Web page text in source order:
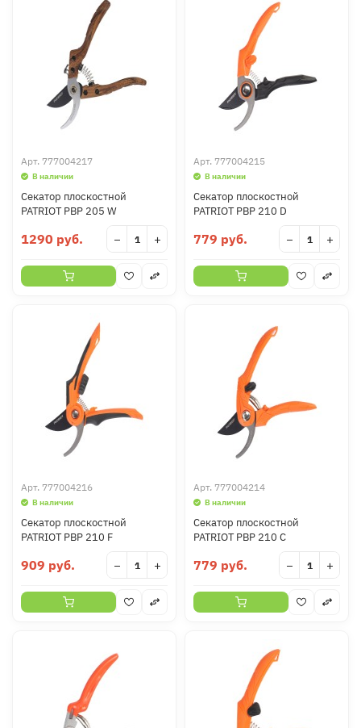
Арт. 777004217
В наличии
Секатор плоскостной
PATRIOT PBP 205 W
1290 руб. − +
Арт. 777004215
В наличии
Секатор плоскостной
PATRIOT PBP 210 D
779 руб. − +
Арт. 777004216
В наличии
Секатор плоскостной
PATRIOT PBP 210 F
909 руб. − +
Арт. 777004214
В наличии
Секатор плоскостной
PATRIOT PBP 210 С
779 руб. − +